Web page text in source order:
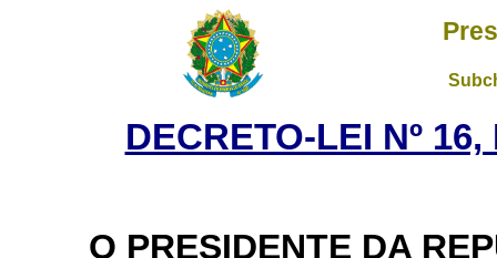
DECRETO-LEI Nº
O PRESIDENTE DA